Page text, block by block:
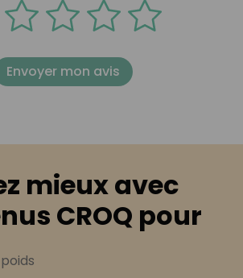
Envoyer mon avis
mieux avec
CROQ pour